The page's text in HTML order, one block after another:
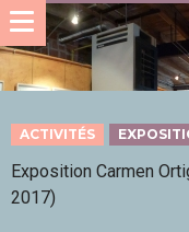
ACTIVITÉS
Exposition Carmen
2017)